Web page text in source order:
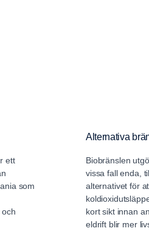
ett
som
Alternativa
Biobränslen
vissa fall enda,
alternativet för
kort sikt innan
eldrift blir mer